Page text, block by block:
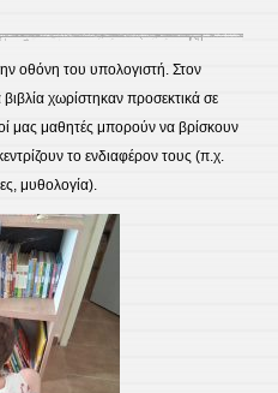
οθόνη του υπολογιστή. Στον
χωρίστηκαν προσεκτικά σε
μας μαθητές μπορούν να βρίσκουν
το ενδιαφέρον τους (π.χ.
μυθολογία).